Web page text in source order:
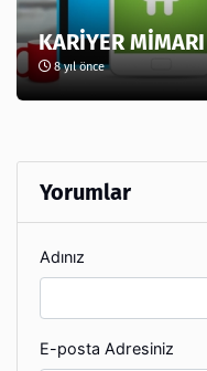
KARİYER
8 yıl önce
Yorumlar
Adınız
E-posta Adresiniz